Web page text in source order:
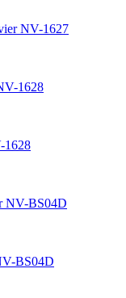
NV-1627
1628
BS04D